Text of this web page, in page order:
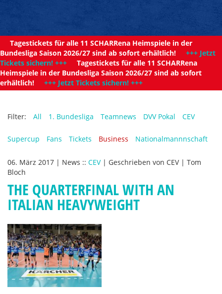
Tagestickets für alle 11 SCHARRena Heimspiele in der
Bundesliga Saison 2026/27 sind ab sofort erhältlich! +++ Jetzt
Tickets sichern! +++ Tagestickets für alle 11 SCHARRena
Heimspiele in der Bundesliga Saison 2026/27 sind ab sofort
erhältlich! +++ Jetzt Tickets sichern! +++
Filter: All 1. Bundesliga Teamnews DVV Pokal CEV
Supercup Fans Tickets Business Nationalmannnschaft
06. März 2017 | News :: CEV | Geschrieben von CEV | Tom
Bloch
THE QUARTERFINAL WITH AN
ITALIAN HEAVYWEIGHT